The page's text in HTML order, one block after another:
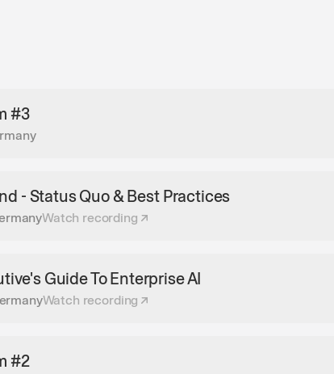
#3
- Status Quo & Best Practices
Watch recording
Guide To Enterprise AI
Watch recording
#2